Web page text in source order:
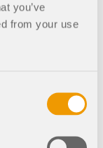
you’ve
from your use
vyplývají z
desek v
v tabulce